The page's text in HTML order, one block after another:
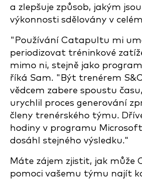
a zlepšuje způsob, jakým
výkonnosti sdělovány v
"Používání Catapultu mi
periodizovat tréninkové
mimo ni, stejně jako
říká Sam. "Být trenérem
vědcem zabere spoustu
urychlil proces generování
členy trenérského týmu.
hodiny v programu
dosáhl stejného výsledku."
Máte zájem zjistit, jak může
pomoci vašemu týmu najít